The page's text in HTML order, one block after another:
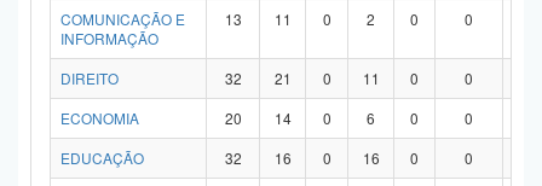
COMUNICAÇÃO E
INFORMAÇÃO
13 11 0 2 0 0
DIREITO 32 21 0 11 0 0
ECONOMIA
20 14 0 6 0 0
EDUCAÇÃO
32 16 0 16 0 0